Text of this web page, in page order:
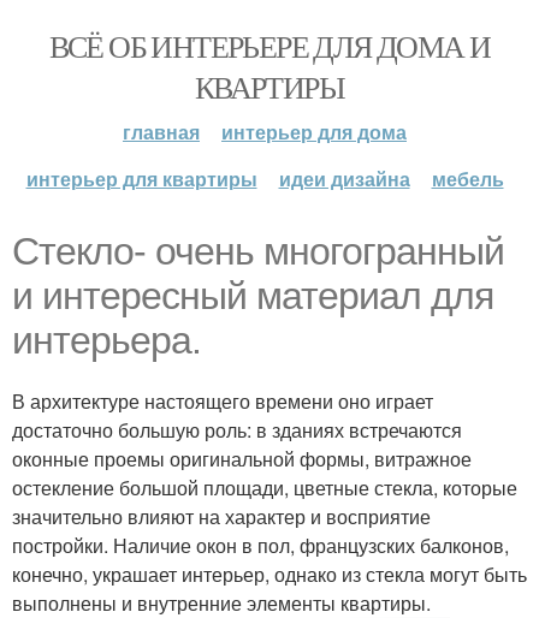
ВСЁ ОБ ИНТЕРЬЕРЕ ДЛЯ ДОМА И
КВАРТИРЫ
главная
интерьер для дома
интерьер для квартиры
идеи дизайна мебель
Стекло- очень многогранный
и интересный материал для
интерьера.
В архитектуре настоящего времени оно играет
достаточно большую роль: в зданиях встречаются
оконные проемы оригинальной формы, витражное
остекление большой площади, цветные стекла, которые
значительно влияют на характер и восприятие
постройки. Наличие окон в пол, французских балконов,
конечно, украшает интерьер, однако из стекла могут быть
выполнены и внутренние элементы квартиры.